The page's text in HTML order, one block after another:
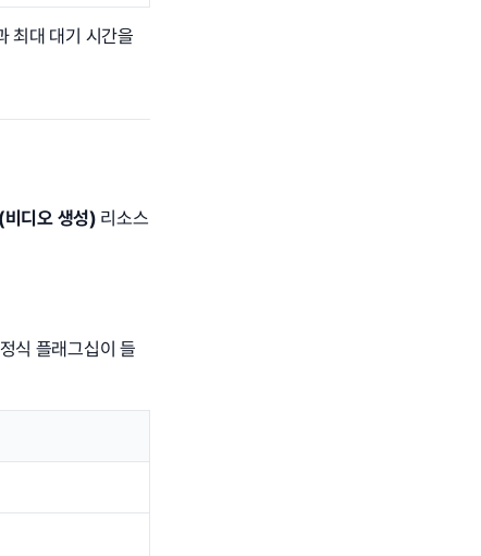
최대 대기 시간을
디오 생성) 리소스
식 플래그십이 들